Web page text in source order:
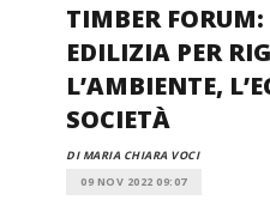
TIMBER
EDILIZIA PER
L’AMBIENTE,
SOCIETÀ
DI MARIA CHIARA VOCI
09 NOV 2022 09:07